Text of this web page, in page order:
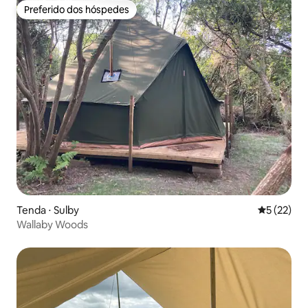
Preferido dos hóspedes
Preferido dos hóspedes
Tenda ⋅ Sulby 5 de uma
5 (22)
Wallaby Woods